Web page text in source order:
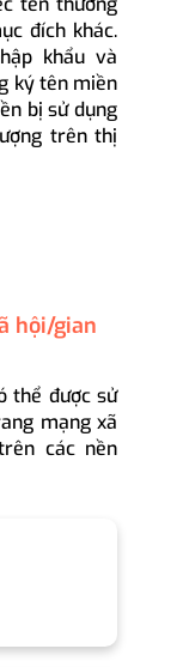
đích khác.
khẩu và
ký tên miền
bị sử dụng
trên thị
hội/gian
thể được sử
mạng xã
các nền